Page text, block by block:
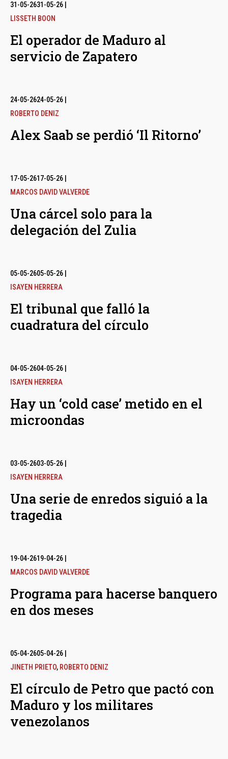
31-05-2631-05-26
LISSETH BOON
El operador de Maduro al
servicio de Zapatero
24-05-2624-05-26
ROBERTO DENIZ
Alex Saab se perdió ‘Il Ritorno’
17-05-2617-05-26
MARCOS DAVID VALVERDE
Una cárcel solo para la
delegación del Zulia
05-05-2605-05-26
ISAYEN HERRERA
El tribunal que falló la
cuadratura del círculo
04-05-2604-05-26
ISAYEN HERRERA
Hay un ‘cold case’ metido en el
microondas
03-05-2603-05-26
ISAYEN HERRERA
Una serie de enredos siguió a la
tragedia
19-04-2619-04-26
MARCOS DAVID VALVERDE
Programa para hacerse banquero
en dos meses
05-04-2605-04-26
JINETH PRIETO, ROBERTO DENIZ
El círculo de Petro que pactó con
Maduro y los militares
venezolanos